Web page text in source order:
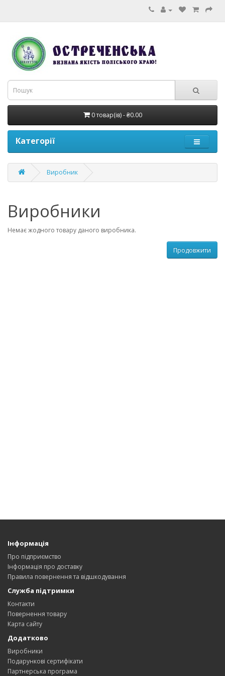
0 товар(ів) - ₴0.00
Категорії
Виробник
Виробники
Немає жодного товару даного виробника.
Продовжити
Інформація
Про підприємство
Інформація про доставку
Правила повернення та відшкодування
Служба підтримки
Контакти
Повернення товару
Карта сайту
Додатково
Виробники
Подарункові сертифікати
Партнерська програма